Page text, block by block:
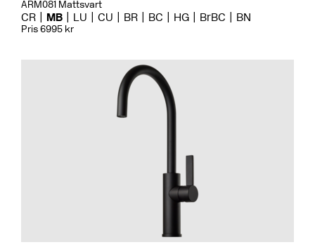
ARM081 Mattsvart
CR MB LU CU BR BC HG BrBC BN
Pris 6995 kr